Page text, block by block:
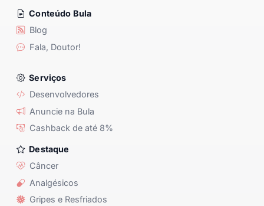
Conteúdo Bula
Blog
Fala, Doutor!
Serviços
Desenvolvedores
Anuncie na Bula
Cashback de até 8%
Destaque
Câncer
Analgésicos
Gripes e Resfriados